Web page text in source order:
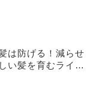
は防げる！減らせ
い髪を育むライフ